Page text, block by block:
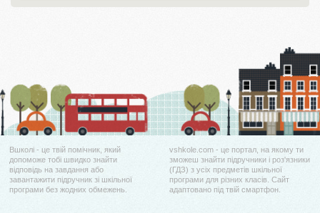
Вшколі - це твій помічник, який
допоможе тобі швидко знайти
відповідь на завдання або
завантажити підручник зі шкільної
програми без жодних обмежень.
vshkole.com - це портал, на якому ти
зможеш знайти підручники і роз'язники
(ГДЗ) з усіх предметів шкільної
програми для різних класів. Сайт
адаптовано під твій смартфон.